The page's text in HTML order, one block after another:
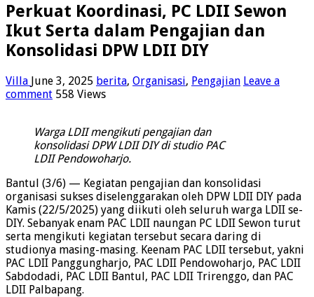
Perkuat Koordinasi, PC LDII Sewon
Ikut Serta dalam Pengajian dan
Konsolidasi DPW LDII DIY
Villa June 3, 2025 berita, Organisasi, Pengajian Leave a
comment 558 Views
Warga LDII mengikuti pengajian dan
konsolidasi DPW LDII DIY di studio PAC
LDII Pendowoharjo.
Bantul (3/6) — Kegiatan pengajian dan konsolidasi
organisasi sukses diselenggarakan oleh DPW LDII DIY pada
Kamis (22/5/2025) yang diikuti oleh seluruh warga LDII se-
DIY. Sebanyak enam PAC LDII naungan PC LDII Sewon turut
serta mengikuti kegiatan tersebut secara daring di
studionya masing-masing. Keenam PAC LDII tersebut, yakni
PAC LDII Panggungharjo, PAC LDII Pendowoharjo, PAC LDII
Sabdodadi, PAC LDII Bantul, PAC LDII Trirenggo, dan PAC
LDII Palbapang.